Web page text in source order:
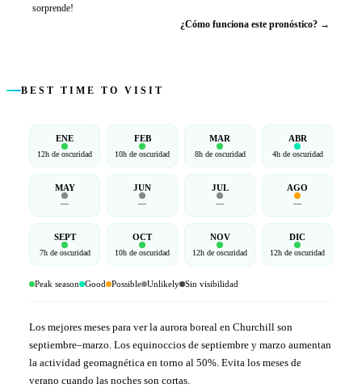
sorprende!
¿Cómo funciona este pronóstico? →
BEST TIME TO VISIT
ENE
12h de oscuridad
FEB
10h de oscuridad
MAR
8h de oscuridad
ABR
4h de oscuridad
MAY
—
JUN
—
JUL
—
AGO
—
SEPT
7h de oscuridad
OCT
10h de oscuridad
NOV
12h de oscuridad
DIC
12h de oscuridad
Peak season Good Possible Unlikely Sin visibilidad
Los mejores meses para ver la aurora boreal en Churchill son
septiembre–marzo. Los equinoccios de septiembre y marzo aumentan
la actividad geomagnética en torno al 50%. Evita los meses de
verano cuando las noches son cortas.